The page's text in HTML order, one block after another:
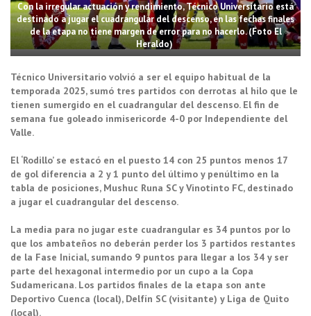
Con la irregular actuación y rendimiento, Técnico Universitario está
destinado a jugar el cuadrangular del descenso, en las fechas finales
de la etapa no tiene margen de error para no hacerlo. (Foto El
Heraldo)
Técnico Universitario volvió a ser el equipo habitual de la
temporada 2025, sumó tres partidos con derrotas al hilo que le
tienen sumergido en el cuadrangular del descenso. El fin de
semana fue goleado inmisericorde 4-0 por Independiente del
Valle.
El ‘Rodillo’ se estacó en el puesto 14 con 25 puntos menos 17
de gol diferencia a 2 y 1 punto del último y penúltimo en la
tabla de posiciones, Mushuc Runa SC y Vinotinto FC, destinado
a jugar el cuadrangular del descenso.
La media para no jugar este cuadrangular es 34 puntos por lo
que los ambateños no deberán perder los 3 partidos restantes
de la Fase Inicial, sumando 9 puntos para llegar a los 34 y ser
parte del hexagonal intermedio por un cupo a la Copa
Sudamericana. Los partidos finales de la etapa son ante
Deportivo Cuenca (local), Delfín SC (visitante) y Liga de Quito
(local).